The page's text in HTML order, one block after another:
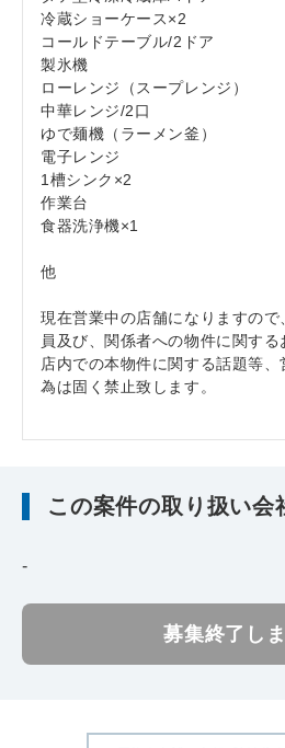
冷蔵ショーケース×2
コールドテーブル/2ドア
製氷機
ローレンジ（スープレンジ）
中華レンジ/2口
ゆで麺機（ラーメン釜）
電子レンジ
1槽シンク×2
作業台
食器洗浄機×1
他
現在営業中の店舗になりますの
員及び、関係者への物件に関す
店内での本物件に関する話題等
為は固く禁止致します。
この案件の取り扱い会
-
募集終了し